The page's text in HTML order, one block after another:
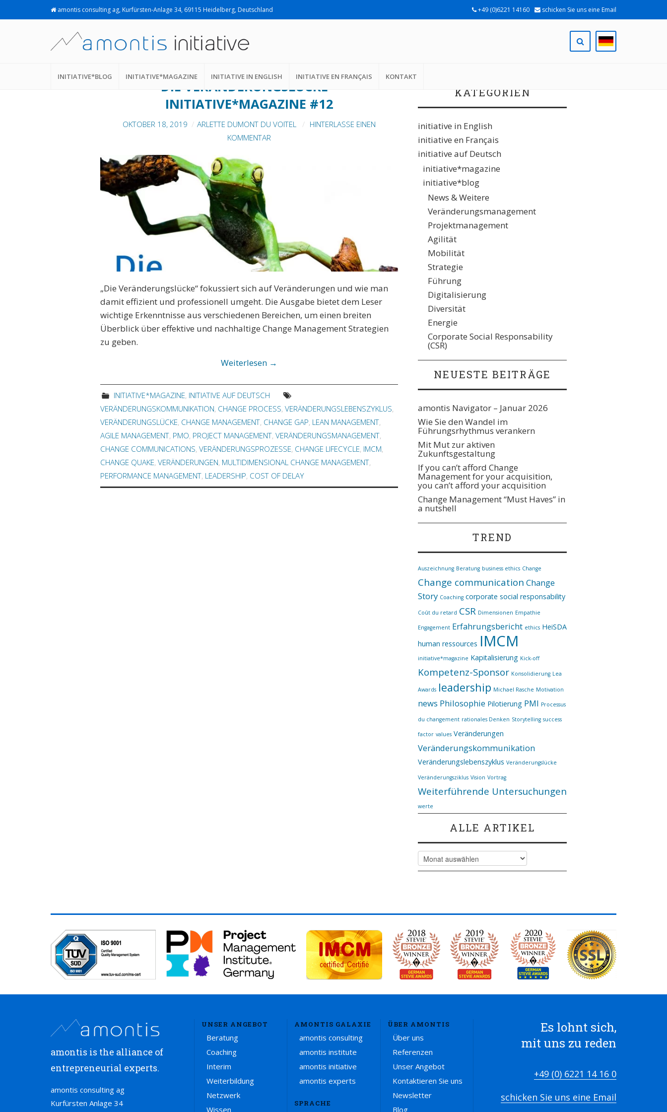
amontis consulting ag, Kurfürsten-Anlage 34, 69115 Heidelberg, Deutschland +49 (0)6221 14160 schicken Sie uns eine Email
INITIATIVE*BLOG INITIATIVE*MAGAZINE INITIATIVE IN ENGLISH INITIATIVE EN FRANÇAIS KONTAKT
VERÄNDERUNGSLÜCKE
DIE VERÄNDERUNGSLÜCKE –
INITIATIVE*MAGAZINE #12
OKTOBER 18, 2019 ARLETTE DUMONT DU VOITEL
HINTERLASSE EINEN
KOMMENTAR
„Die Veränderungslücke“ fokussiert sich auf Veränderungen und wie man
damit effizient und professionell umgeht. Die Ausgabe bietet dem Leser
wichtige Erkenntnisse aus verschiedenen Bereichen, um einen breiten
Überblick über effektive und nachhaltige Change Management Strategien
zu geben.
Weiterlesen →
INITIATIVE*MAGAZINE, INITIATIVE AUF DEUTSCH
VERÄNDERUNGSKOMMUNIKATION, CHANGE PROCESS, VERÄNDERUNGSLEBENSZYKLUS,
VERÄNDERUNGSLÜCKE, CHANGE MANAGEMENT, CHANGE GAP, LEAN MANAGEMENT,
AGILE MANAGEMENT, PMO, PROJECT MANAGEMENT, VERÄNDERUNGSMANAGEMENT,
CHANGE COMMUNICATIONS, VERÄNDERUNGSPROZESSE, CHANGE LIFECYCLE, IMCM,
CHANGE QUAKE, VERÄNDERUNGEN, MULTIDIMENSIONAL CHANGE MANAGEMENT,
PERFORMANCE MANAGEMENT, LEADERSHIP, COST OF DELAY
KATEGORIEN
initiative in English
initiative en Français
initiative auf Deutsch
initiative*magazine
initiative*blog
News & Weitere
Veränderungsmanagement
Projektmanagement
Agilität
Mobilität
Strategie
Führung
Digitalisierung
Diversität
Energie
Corporate Social Responsability
(CSR)
NEUESTE BEITRÄGE
amontis Navigator – Januar 2026
Wie Sie den Wandel im
Führungsrhythmus verankern​
Mit Mut zur aktiven
Zukunftsgestaltung
If you can’t afford Change
Management for your acquisition,
you can’t afford your acquisition
Change Management “Must Haves” in
a nutshell
TREND
Auszeichnung Beratung business ethics Change
Change communication Change
Story Coaching corporate social responsability
Coût du retard CSR Dimensionen Empathie
Engagement Erfahrungsbericht ethics HeiSDA
human ressources IMCM
initiative*magazine Kapitalisierung Kick-off
Kompetenz-Sponsor Konsolidierung Lea
Awards leadership Michael Rasche Motivation
news Philosophie Pilotierung PMI Processus
du changement rationales Denken Storytelling success
factor values Veränderungen
Veränderungskommunikation
Veränderungslebenszyklus Veränderungslücke
Veränderungsziklus Vision Vortrag
Weiterführende Untersuchungen
werte
ALLE ARTIKEL
Alle Artikel
amontis is the alliance of
entrepreneurial experts.
amontis consulting ag
Kurfürsten Anlage 34
UNSER ANGEBOT
Beratung
Coaching
Interim
Weiterbildung
Netzwerk
Wissen
AMONTIS GALAXIE
amontis consulting
amontis institute
amontis initiative
amontis experts
SPRACHE
ÜBER AMONTIS
Über uns
Referenzen
Unser Angebot
Kontaktieren Sie uns
Newsletter
Blog
Es lohnt sich,
mit uns zu reden
+49 (0) 6221 14 16 0
schicken Sie uns eine Email